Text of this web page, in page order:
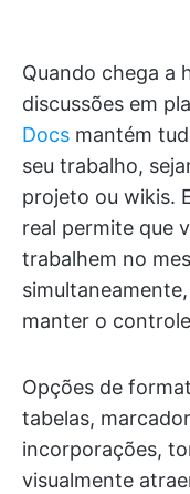
Quando chega a
discussões em
Docs mantém
seu trabalho,
projeto ou wikis.
real permite que
trabalhem no
manter o
Opções de
tabelas,
incorporações,
visualmente